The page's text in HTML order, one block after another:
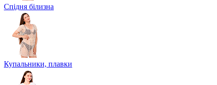
Спідня білизна
Купальники, плавки